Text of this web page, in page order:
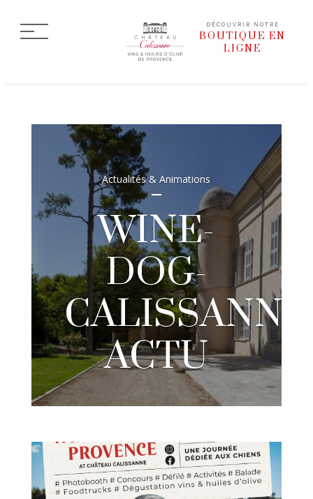
DÉCOUVRIR NOTRE
BOUTIQUE EN
LIGNE
Actualités & Animations
WINE-
DOG-
ACTU